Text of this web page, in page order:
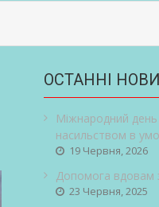
ОСТАННІ
Міжнародний
насильством в
19 Червня, 2026
Допомога вдовам
23 Червня, 2025